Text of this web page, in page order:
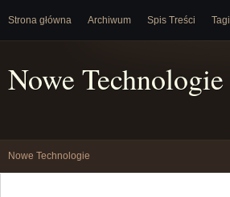
Strona główna Archiwum Spis Treści Tagi
Nowe Technologie
Nowe Technologie